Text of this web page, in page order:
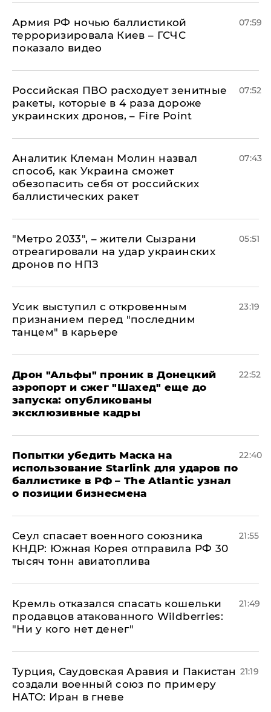
Армия РФ ночью баллистикой
терроризировала Киев – ГСЧС
показало видео
07:59
Российская ПВО расходует зенитные
ракеты, которые в 4 раза дороже
украинских дронов, – Fire Point
07:52
Аналитик Клеман Молин назвал
способ, как Украина сможет
обезопасить себя от российских
баллистических ракет
07:43
"Метро 2033", – жители Сызрани
отреагировали на удар украинских
дронов по НПЗ
05:51
Усик выступил с откровенным
признанием перед "последним
танцем" в карьере
23:19
Дрон "Альфы" проник в Донецкий
аэропорт и сжег "Шахед" еще до
запуска: опубликованы
эксклюзивные кадры
22:52
Попытки убедить Маска на
использование Starlink для ударов по
баллистике в РФ – The Atlantic узнал
о позиции бизнесмена
22:40
​Сеул спасает военного союзника
КНДР: Южная Корея отправила РФ 30
тысяч тонн авиатоплива
21:55
Кремль отказался спасать кошельки
продавцов атакованного Wildberries:
"Ни у кого нет денег"
21:49
Турция, Саудовская Аравия и Пакистан
создали военный союз по примеру
НАТО: Иран в гневе
21:19